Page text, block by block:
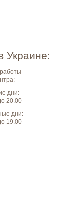
Украине:
дни:
20.00
дни:
19.00